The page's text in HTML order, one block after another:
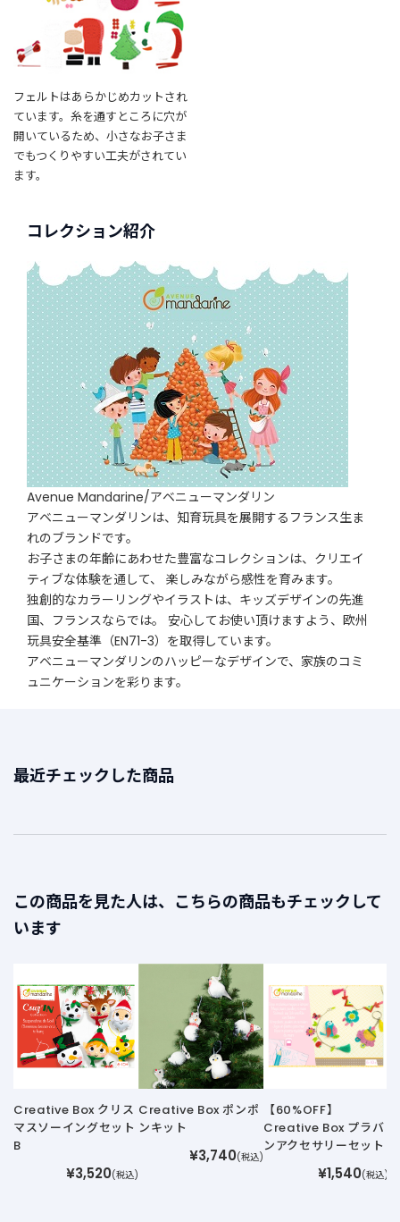
g
r
a
m
F
フェルトはあらかじめカットされ
ています。糸を通すところに穴が
開いているため、小さなお子さま
でもつくりやすい工夫がされてい
ます。
コレクション紹介
Avenue Mandarine/アベニューマンダリン
アベニューマンダリンは、知育玩具を展開するフランス生ま
れのブランドです。
お子さまの年齢にあわせた豊富なコレクションは、クリエイ
ティブな体験を通して、 楽しみながら感性を育みます。
独創的なカラーリングやイラストは、キッズデザインの先進
国、フランスならでは。 安心してお使い頂けますよう、欧州
玩具安全基準（EN71-3）を取得しています。
アベニューマンダリンのハッピーなデザインで、家族のコミ
ュニケーションを彩ります。
最近チェックした商品
この商品を見た人は、こちらの商品もチェックして
います
Creative Box クリス
マスソーイングセット
B
¥3,520(税込)
Creative Box ポンポ
ンキット
¥3,740(税込)
【60%OFF】
Creative Box プラバ
ンアクセサリーセット
¥1,540(税込)